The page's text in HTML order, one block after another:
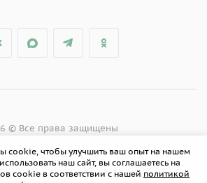
© Все права защищены
cookie, чтобы улучшить ваш опыт на нашем
наш сайт, вы соглашаетесь на
cookie в соответствии с нашей политикой